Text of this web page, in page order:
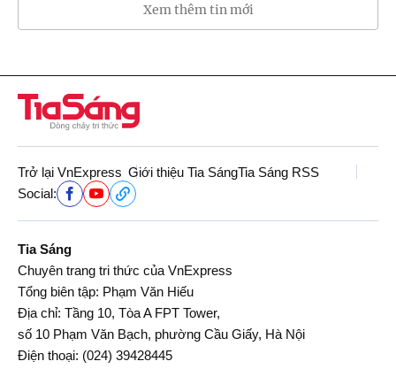
Xem thêm tin mới
Trở lại VnExpress Giới thiệu Tia SángTia Sáng RSS
Social:
Tia Sáng
Chuyên trang tri thức của VnExpress
Tổng biên tập: Phạm Văn Hiếu
Địa chỉ: Tầng 10, Tòa A FPT Tower,
số 10 Phạm Văn Bạch, phường Cầu Giấy, Hà Nội
Điện thoại: (024) 39428445